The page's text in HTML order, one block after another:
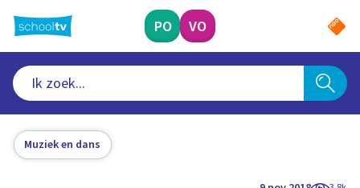
naar
hoofdinhoud
PO VO
Muziek en dans